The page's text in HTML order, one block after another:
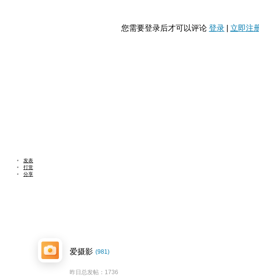
您需要登录后才可以评论 登录 立即注
发表
打赏
分享
爱摄影 (981)
昨日总发帖：1736